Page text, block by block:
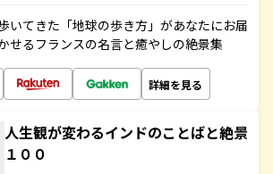
いてきた「地球の歩き方」があなたにお届
せるフランスの名言と癒やしの絶景集
詳細を見る
人生観が変わるインドのことばと絶景
１００